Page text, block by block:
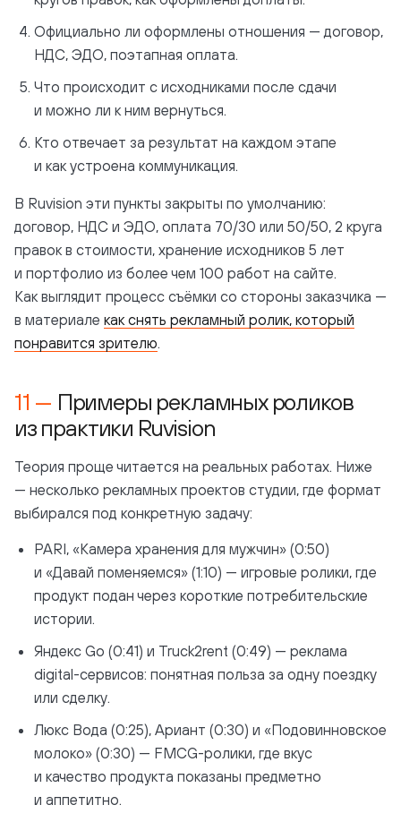
Официально ли оформлены отношения — договор,
НДС, ЭДО, поэтапная оплата.
Что происходит с исходниками после сдачи
и можно ли к ним вернуться.
Кто отвечает за результат на каждом этапе
и как устроена коммуникация.
В Ruvision эти пункты закрыты по умолчанию:
договор, НДС и ЭДО, оплата 70/30 или 50/50, 2 круга
правок в стоимости, хранение исходников 5 лет
и портфолио из более чем 100 работ на сайте.
Как выглядит процесс съёмки со стороны заказчика —
в материале как снять рекламный ролик, который
понравится зрителю.
Примеры рекламных роликов
из практики Ruvision
Теория проще читается на реальных работах. Ниже
— несколько рекламных проектов студии, где формат
выбирался под конкретную задачу:
PARI, «Камера хранения для мужчин» (0:50)
и «Давай поменяемся» (1:10) — игровые ролики, где
продукт подан через короткие потребительские
истории.
Яндекс Go (0:41) и Truck2rent (0:49) — реклама
digital-сервисов: понятная польза за одну поездку
или сделку.
Люкс Вода (0:25), Ариант (0:30) и «Подовинновское
молоко» (0:30) — FMCG-ролики, где вкус
и качество продукта показаны предметно
и аппетитно.